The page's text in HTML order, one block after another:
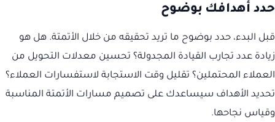
حدد أهدافك بوضوح
قبل البدء، حدد بوضوح ما تريد تحقيقه من خلال الأتمتة. هل هو
زيادة عدد تجارب القيادة المجدولة؟ تحسين معدلات التحويل من
العملاء المحتملين؟ تقليل وقت الاستجابة لاستفسارات العملاء؟
تحديد الأهداف سيساعدك على تصميم مسارات الأتمتة المناسبة
وقياس نجاحها.